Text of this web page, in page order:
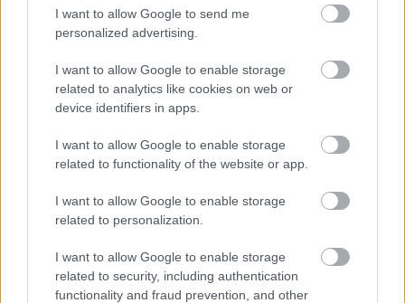
I want to allow Google to send me
personalized advertising.
I want to allow Google to enable storage
related to analytics like cookies on web or
device identifiers in apps.
I want to allow Google to enable storage
related to functionality of the website or app.
I want to allow Google to enable storage
related to personalization.
I want to allow Google to enable storage
related to security, including authentication
functionality and fraud prevention, and other
Kommentek:
A hozzászólások avonatkozó jogszabályok
nem vállal, azokat nem ellenőrzi. Kifogás esetén forduljon a blog szerkesztőjéhez.
Részletek aFelhasználási feltételekbenés azadatvédelmi tájékoztatóban
Legolvasottabb
Megdöbbentő fotók a néptelen fővárosról
Top 10: ezek a legjobb szerelmes filmek